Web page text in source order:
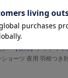
ショーツ 夜用 羽根つき
サニタリーショーツ（生
【夜用】ナイトウイ
ョーツ 夜用 羽根つき